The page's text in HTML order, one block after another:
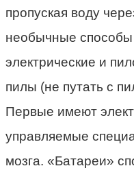
пропуская воду
необычные способы
электрические и
пилы (не путать с
Первые имеют
управляемые
мозга. «Батареи»